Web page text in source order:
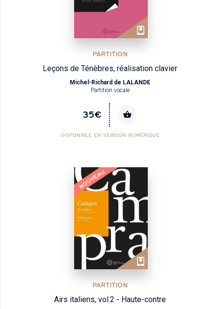
PARTITION
Leçons de Ténèbres, réalisation clavier
Michel-Richard de LALANDE
Partition vocale
35€
DISPONIBLE EN VERSION NUMÉRIQUE
NOUVEAU
PARTITION
Airs italiens, vol.2 - Haute-contre